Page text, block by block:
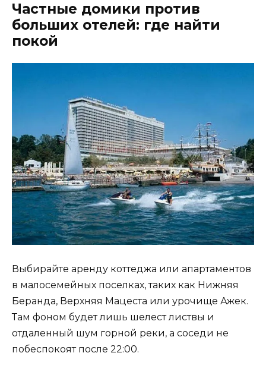
Частные домики против
больших отелей: где найти
покой
Выбирайте аренду коттеджа или апартаментов
в малосемейных поселках, таких как Нижняя
Беранда, Верхняя Мацеста или урочище Ажек.
Там фоном будет лишь шелест листвы и
отдаленный шум горной реки, а соседи не
побеспокоят после 22:00.